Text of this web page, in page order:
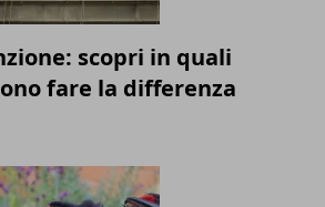
scopri in quali
fare la differenza